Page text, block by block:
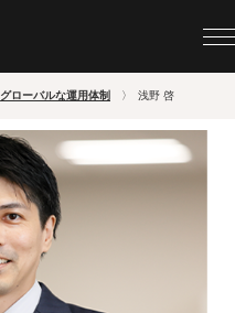
グローバルな運用体制 浅野 啓